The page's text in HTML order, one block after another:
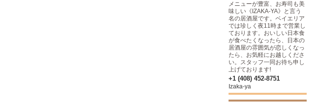
メニューが豊富、お寿司も美
味しい《IZAKA-YA》と言う
名の居酒屋です。ベイエリア
では珍しく夜11時まで営業し
ております。おいしい日本食
が食べたくなったら、日本の
居酒屋の雰囲気が恋しくなっ
たら、お気軽にお越しくださ
い。スタッフ一同お待ち申し
上げております!
+1 (408) 452-8751
Izaka-ya